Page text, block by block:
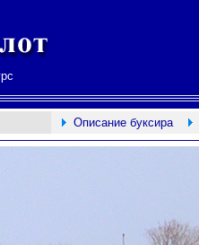
Описание буксира